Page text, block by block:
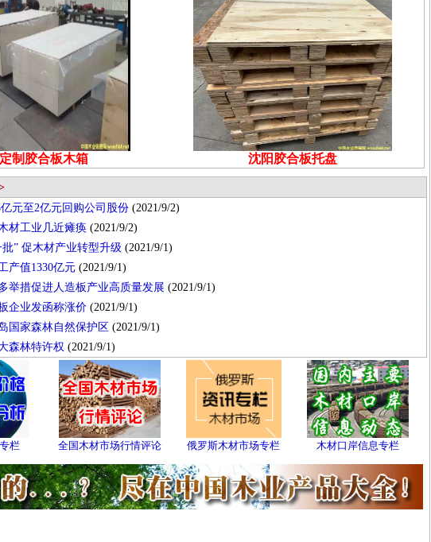
制胶合板木箱 沈阳胶合板托盘
元至2亿元回购公司股份(2021/9/2)
材工业几近瘫痪(2021/9/2)
” 促木材产业转型升级 (2021/9/1)
产值1330亿元(2021/9/1)
举措促进人造板产业高质量发展 (2021/9/1)
企业发函称涨价(2021/9/1)
国家森林自然保护区 (2021/9/1)
森林特许权 (2021/9/1)
栏 全国木材市场行情评论 俄罗斯木材市场专栏 木材口岸信息专栏